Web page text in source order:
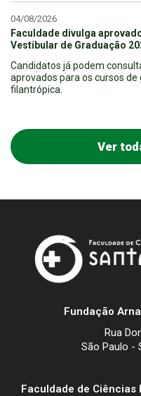
04/08/2026
Faculdade divulga
Vestibular de Graduação
Candidatos já podem
aprovados para os cursos
filantrópica.
Ver
Fundação
Rua
São Paulo -
Faculdade de Ciências